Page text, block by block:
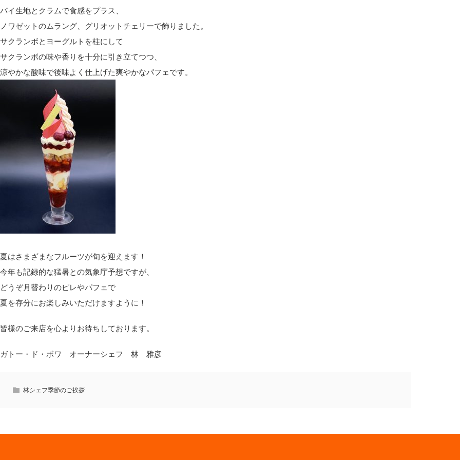
パイ生地とクラムで食感をプラス、
ノワゼットのムラング、グリオットチェリーで飾りました。
サクランボとヨーグルトを柱にして
サクランボの味や香りを十分に引き立てつつ、
涼やかな酸味で後味よく仕上げた爽やかなパフェです。
夏はさまざまなフルーツが旬を迎えます！
今年も記録的な猛暑との気象庁予想ですが、
どうぞ月替わりのピレやパフェで
夏を存分にお楽しみいただけますように！
皆様のご来店を心よりお待ちしております。
ガトー・ド・ボワ オーナーシェフ 林 雅彦
林シェフ季節のご挨拶